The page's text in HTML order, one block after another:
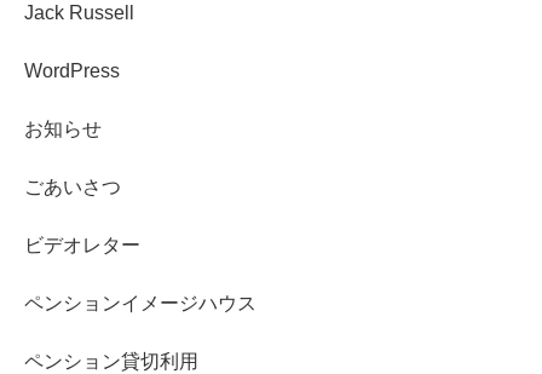
Jack Russell
WordPress
お知らせ
ごあいさつ
ビデオレター
ペンションイメージハウス
ペンション貸切利用